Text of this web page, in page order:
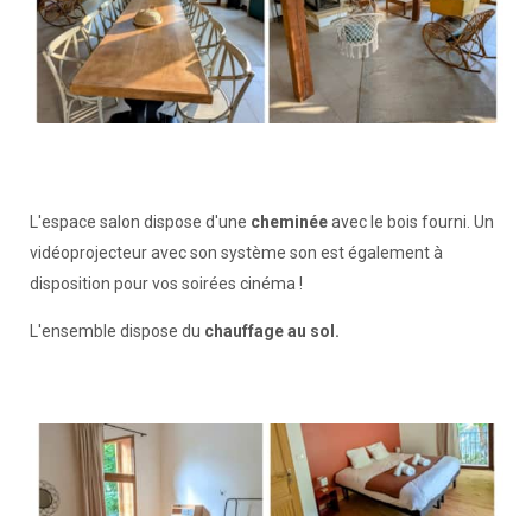
L'espace salon dispose d'une cheminéeavec le bois fourni. Un
vidéoprojecteur avec son système son est également à
disposition pour vos soirées cinéma !
L'ensemble dispose du chauffage au sol.